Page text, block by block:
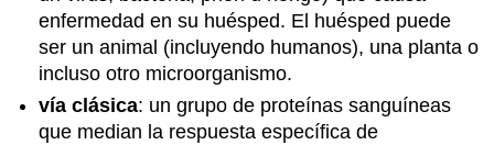
enfermedad en su huésped. El huésped puede
ser un animal (incluyendo humanos), una planta o
incluso otro microorganismo.
vía clásica: un grupo de proteínas sanguíneas
que median la respuesta específica de